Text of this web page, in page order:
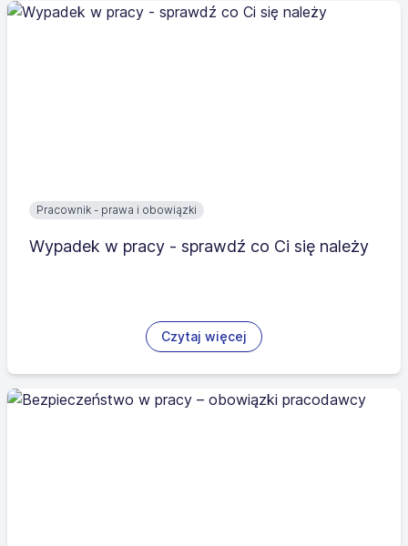
Pracownik - prawa i obowiązki
Wypadek w pracy - sprawdź co Ci się należy
Czytaj więcej